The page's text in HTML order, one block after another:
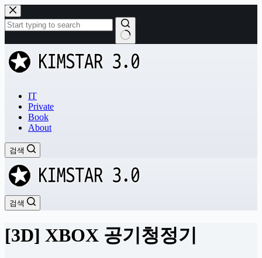
본
문
으
로
건
너
과
없
IT
Private
Book
About
검색
검색
[3D] XBOX 공기청정기